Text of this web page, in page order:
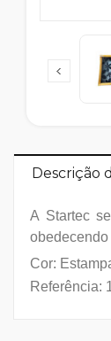
Descrição
A Startec
Cor:
Referência: